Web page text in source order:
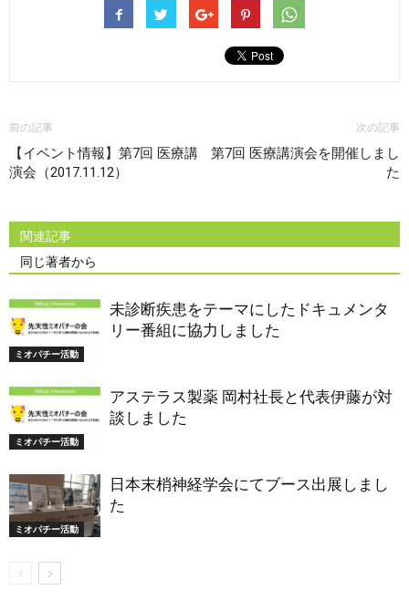
前の記事
【イベント情報】第7回 医療講
演会（2017.11.12）
次の記事
第7回 医療講演会を開催しまし
た
関連記事
同じ著者から
ミオパチー活動
未診断疾患をテーマにしたドキュメンタ
リー番組に協力しました
ミオパチー活動
アステラス製薬 岡村社長と代表伊藤が対
談しました
ミオパチー活動
日本末梢神経学会にてブース出展しまし
た